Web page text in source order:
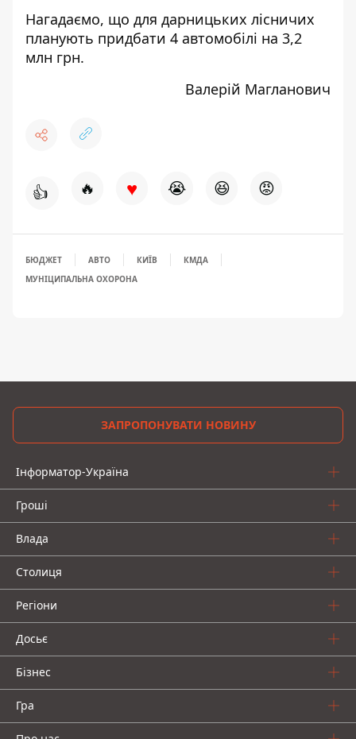
Нагадаємо, що для дарницьких лісничих
планують придбати 4 автомобілі на 3,2
млн грн.
Валерій Магланович
👍 🔥 ♥ 😭 😆 😡
БЮДЖЕТ АВТО КИЇВ
КМДА
МУНІЦИПАЛЬНА ОХОРОНА
ЗАПРОПОНУВАТИ НОВИНУ
Інформатор-Україна
Гроші
Влада
Столиця
Регіони
Досьє
Бізнес
Гра